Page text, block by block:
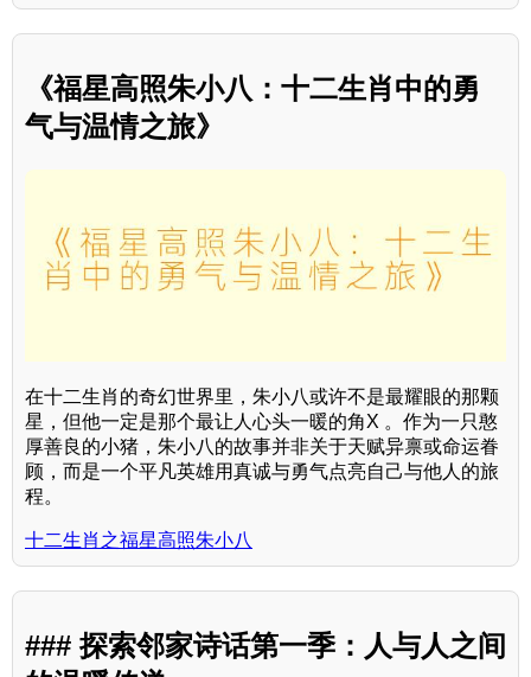
《福星高照朱小八：十二生肖中的勇
气与温情之旅》
在十二生肖的奇幻世界里，朱小八或许不是最耀眼的那颗
星，但他一定是那个最让人心头一暖的角X 。作为一只憨
厚善良的小猪，朱小八的故事并非关于天赋异禀或命运眷
顾，而是一个平凡英雄用真诚与勇气点亮自己与他人的旅
程。
十二生肖之福星高照朱小八
### 探索邻家诗话第一季：人与人之间